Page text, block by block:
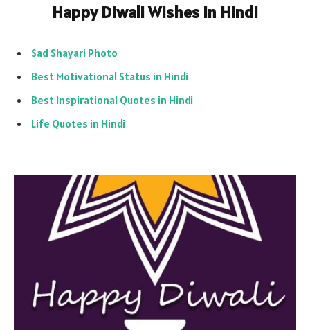
Happy Diwali Wishes in Hindi
Sad Shayari Photo
Best Motivational Status in Hindi
Best Inspirational Quotes in Hindi
Life Quotes in Hindi